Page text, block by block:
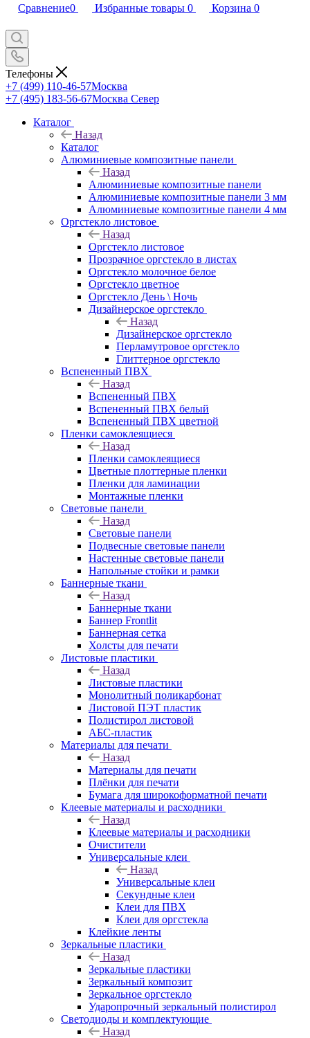
Сравнение0 Избранные товары 0 Корзина 0
Телефоны
+7 (499) 110-46-57Москва
+7 (495) 183-56-67Москва Север
Каталог
Назад
Каталог
Алюминиевые композитные панели
Назад
Алюминиевые композитные панели
Алюминиевые композитные панели 3 мм
Алюминиевые композитные панели 4 мм
Оргстекло листовое
Назад
Оргстекло листовое
Прозрачное оргстекло в листах
Оргстекло молочное белое
Оргстекло цветное
Оргстекло День \ Ночь
Дизайнерское оргстекло
Назад
Дизайнерское оргстекло
Перламутровое оргстекло
Глиттерное оргстекло
Вспененный ПВХ
Назад
Вспененный ПВХ
Вспененный ПВХ белый
Вспененный ПВХ цветной
Пленки самоклеящиеся
Назад
Пленки самоклеящиеся
Цветные плоттерные пленки
Пленки для ламинации
Монтажные пленки
Световые панели
Назад
Световые панели
Подвесные световые панели
Настенные световые панели
Напольные стойки и рамки
Баннерные ткани
Назад
Баннерные ткани
Баннер Frontlit
Баннерная сетка
Холсты для печати
Листовые пластики
Назад
Листовые пластики
Монолитный поликарбонат
Листовой ПЭТ пластик
Полистирол листовой
АБС-пластик
Материалы для печати
Назад
Материалы для печати
Плёнки для печати
Бумага для широкоформатной печати
Клеевые материалы и расходники
Назад
Клеевые материалы и расходники
Очистители
Универсальные клеи
Назад
Универсальные клеи
Секундные клеи
Клеи для ПВХ
Клеи для оргстекла
Клейкие ленты
Зеркальные пластики
Назад
Зеркальные пластики
Зеркальный композит
Зеркальное оргстекло
Ударопрочный зеркальный полистирол
Светодиоды и комплектующие
Назад